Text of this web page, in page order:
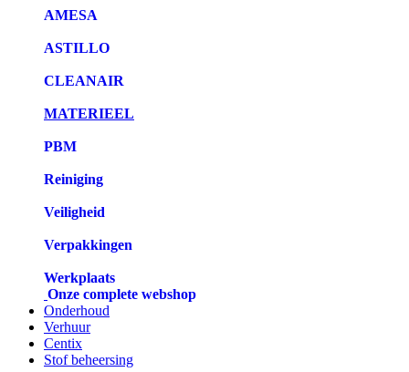
AMESA
ASTILLO
CLEANAIR
MATERIEEL
PBM
Reiniging
Veiligheid
Verpakkingen
Werkplaats
Onze complete webshop
Onderhoud
Verhuur
Centix
Stof beheersing